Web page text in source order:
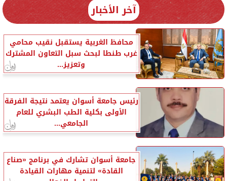
آخر الأخبار
محافظ الغربية يستقبل نقيب محامي
غرب طنطا لبحث سبل التعاون المشترك
وتعزيز...
رئيس جامعة أسوان يعتمد نتيجة الفرقة
الأولى بكلية الطب البشري للعام
الجامعي...
جامعة أسوان تشارك في برنامج «صناع
القادة» لتنمية مهارات القيادة